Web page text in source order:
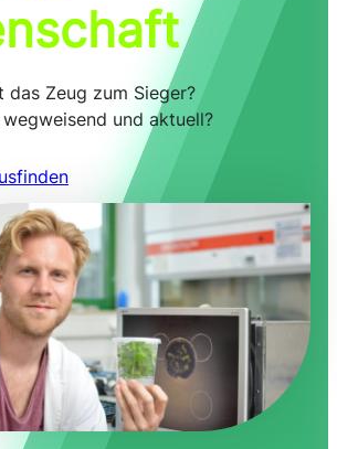
das Zeug zum Sieger?
und aktuell?